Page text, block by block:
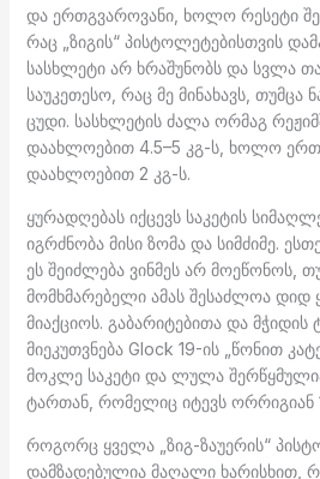
და ერთგვაროვანი, ხოლო რესეტი
რაც „ზიგის“ პისტოლეტებისთვის
სასხლეტი არ ხრაშუნობს და სვლა
საუკეთესო, რაც მე მინახავს,
ცუდი. სასხლეტის ძალა ორმაგ
დაახლოებით 4.5–5 კგ-ს, ხოლო
დაახლოებით 2 კგ-ს.
ყურადღებას იქცევს საკეტის
იგრძნობა მისი ზომა და სიმძიმე.
ეს შეიძლება ვინმეს არ მოეწონოს,
მომხმარებელი ამას შესაძლოა დიდ
მიაქციოს. გაბარიტებითა და მჭიდის
მიეკუთვნება Glock 19-ის „წონით
მოკლე საკეტი და ლულა
ტართან, რომელიც იტევს ორრიგიან
როგორც ყველა „ზიგ-ზაუერის“
დამზადებულია მაღალი ხარისხით,